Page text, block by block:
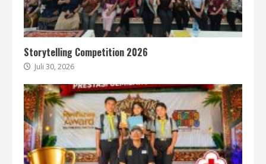
Storytelling Competition 2026
Juli 30, 2026